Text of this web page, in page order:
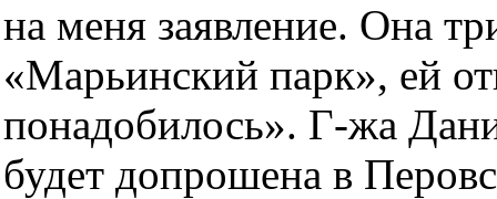
на меня заявление. Она
«Марьинский парк», ей
понадобилось». Г-жа
будет допрошена в